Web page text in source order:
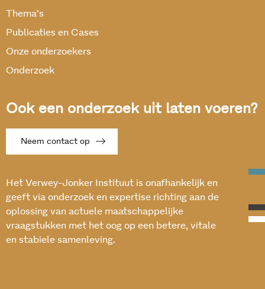
Thema’s
Publicaties en Cases
Onze onderzoekers
Onderzoek
Ook een onderzoek uit laten voeren?
Neem contact op
Het Verwey-Jonker Instituut is onafhankelijk en
geeft via onderzoek en expertise richting aan de
oplossing van actuele maatschappelijke
vraagstukken met het oog op een betere, vitale
en stabiele samenleving.